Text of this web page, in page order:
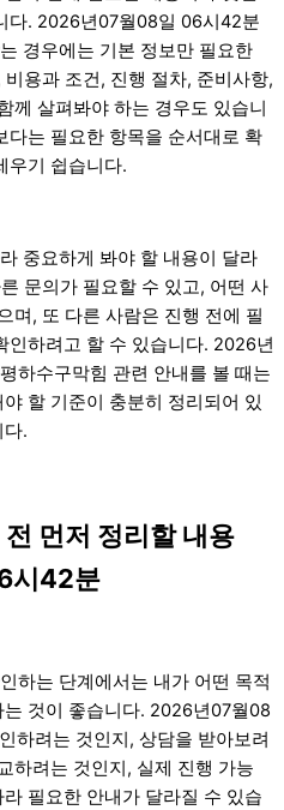
다. 2026년07월08일 06시42분
경우에는 기본 정보만 필요한
용과 조건, 진행 절차, 준비사항,
께 살펴봐야 하는 경우도 있습니
다는 필요한 항목을 순서대로 확
우기 쉽습니다.
중요하게 봐야 할 내용이 달라
문의가 필요할 수 있고, 어떤 사
며, 또 다른 사람은 진행 전에 필
인하려고 할 수 있습니다. 2026년
하수구막힘 관련 안내를 볼 때는
할 기준이 충분히 정리되어 있
.
먼저 정리할 내용
시42분
하는 단계에서는 내가 어떤 목적
것이 좋습니다. 2026년07월08
하려는 것인지, 상담을 받아보려
하려는 것인지, 실제 진행 가능
필요한 안내가 달라질 수 있습